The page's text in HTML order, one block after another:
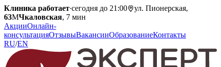
Клиника работает·сегодня до 21:00
ул. Пионерская,
63МЧкаловская, 7 мин
АкцииОнлайн-
консультацияОтзывыВакансииОбразованиеКонтакты
RU/EN